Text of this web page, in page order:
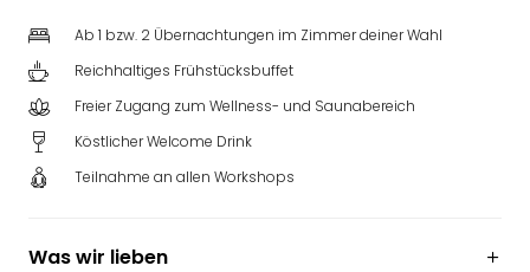
Ab 1 bzw. 2 Übernachtungen im Zimmer deiner Wahl
Reichhaltiges Frühstücksbuffet
Freier Zugang zum Wellness- und Saunabereich
Köstlicher Welcome Drink
Teilnahme an allen Workshops
Was wir lieben